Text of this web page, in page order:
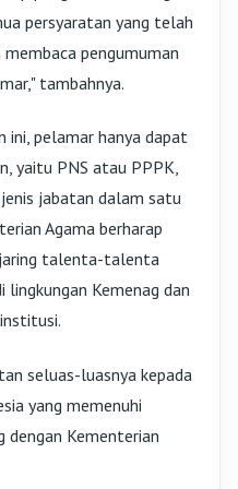
persyaratan yang telah
pengumuman
tambahnya.
ini, pelamar hanya dapat
yaitu PNS atau PPPK,
jabatan dalam satu
Agama berharap
talenta-talenta
lingkungan Kemenag dan
seluas-luasnya kepada
yang memenuhi
dengan Kementerian